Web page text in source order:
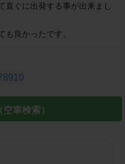
直ぐに出発する事が出来まし
良かったです。
8910
車検索）